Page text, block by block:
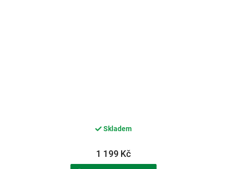
Skladem
1 199 Kč